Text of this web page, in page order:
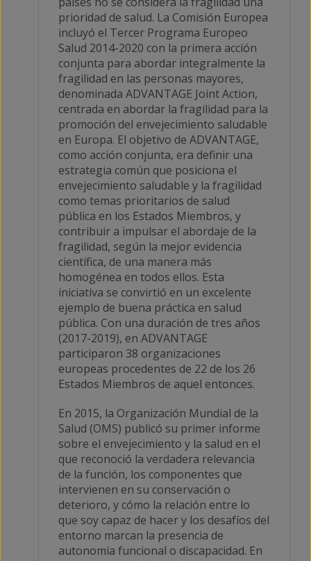
prioridad de salud. La Comisión Europea
incluyó el Tercer Programa Europeo
Salud 2014-2020 con la primera acción
conjunta para abordar integralmente la
fragilidad en las personas mayores,
denominada ADVANTAGE Joint Action,
centrada en abordar la fragilidad para la
promoción del envejecimiento saludable
en Europa. El objetivo de ADVANTAGE,
como acción conjunta, era definir una
estrategia común que posiciona el
envejecimiento saludable y la fragilidad
como temas prioritarios de salud
pública en los Estados Miembros, y
contribuir a impulsar el abordaje de la
fragilidad, según la mejor evidencia
científica, de una manera más
homogénea en todos ellos. Esta
iniciativa se convirtió en un excelente
ejemplo de buena práctica en salud
pública. Con una duración de tres años
(2017-2019), en ADVANTAGE
participaron 38 organizaciones
europeas procedentes de 22 de los 26
Estados Miembros de aquel entonces.
En 2015, la Organización Mundial de la
Salud (OMS) publicó su primer informe
sobre el envejecimiento y la salud en el
que reconoció la verdadera relevancia
de la función, los componentes que
intervienen en su conservación o
deterioro, y cómo la relación entre lo
que soy capaz de hacer y los desafíos del
entorno marcan la presencia de
autonomía funcional o discapacidad. En